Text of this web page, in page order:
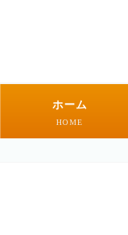
ホーム
HOME